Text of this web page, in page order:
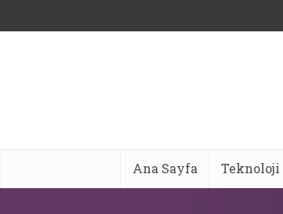
Ana Sayfa Teknoloji